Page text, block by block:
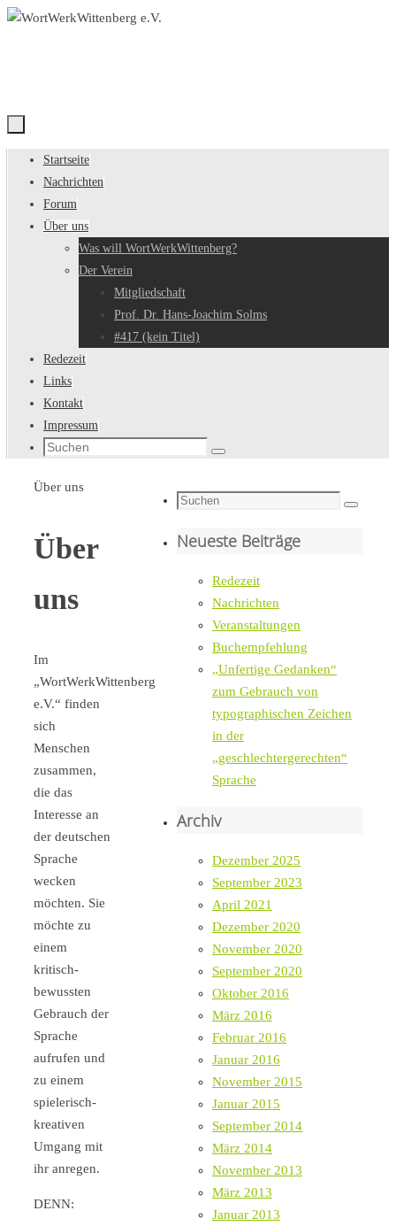
Zum
Zum
Inhalt
springen
Startseite
Nachrichten
Forum
Über uns
Was will WortWerkWittenberg?
Der Verein
Mitgliedschaft
Prof. Dr. Hans-Joachim Solms
#417 (kein Titel)
Redezeit
Links
Kontakt
Impressum
Suche
Suchen
Startseite
Über uns
Über
uns
Im
„WortWerkWittenberg
e.V.“ finden
sich
Menschen
zusammen,
die das
Interesse an
der deutschen
Sprache
wecken
möchten. Sie
möchte zu
einem
kritisch-
bewussten
Gebrauch der
Sprache
aufrufen und
zu einem
spielerisch-
kreativen
Umgang mit
ihr anregen.
DENN:
Suche
Suchen
Neueste Beiträge
Redezeit
Nachrichten
Veranstaltungen
Buchempfehlung
„Unfertige Gedanken“
zum Gebrauch von
typographischen Zeichen
in der
„geschlechtergerechten“
Sprache
Archiv
Dezember 2025
September 2023
April 2021
Dezember 2020
November 2020
September 2020
Oktober 2016
März 2016
Februar 2016
Januar 2016
November 2015
Januar 2015
September 2014
März 2014
November 2013
März 2013
Januar 2013